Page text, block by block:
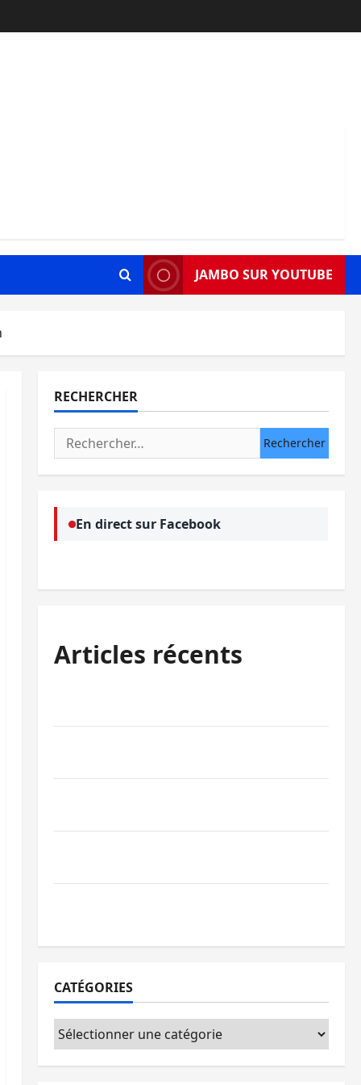
JAMBO SUR YOUTUBE
RECHERCHER
Rechercher :
En direct sur Facebook
Articles récents
CATÉGORIES
Catégories